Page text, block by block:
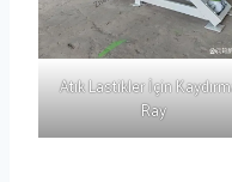
Atık Lastikler İçin
Ray